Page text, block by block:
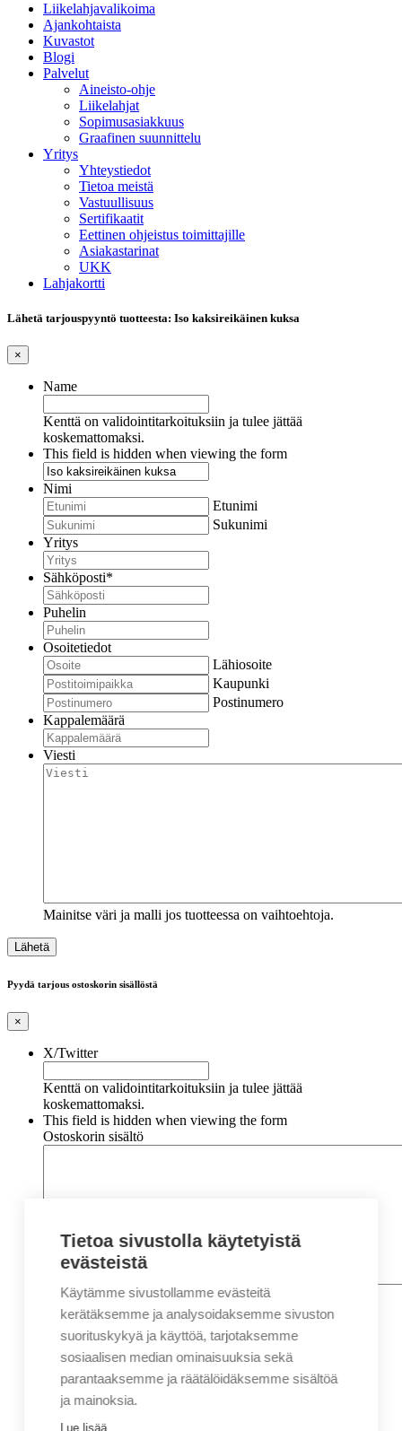
Liikelahjavalikoima
Ajankohtaista
Kuvastot
Blogi
Palvelut
Aineisto-ohje
Liikelahjat
Sopimusasiakkuus
Graafinen suunnittelu
Yritys
Yhteystiedot
Tietoa meistä
Vastuullisuus
Sertifikaatit
Eettinen ohjeistus toimittajille
Asiakastarinat
UKK
Lahjakortti
Lähetä tarjouspyyntö tuotteesta: Iso kaksireikäinen kuksa
×
Name
Kenttä on validointitarkoituksiin ja tulee jättää
koskemattomaksi.
This field is hidden when viewing the form
Nimi
Etunimi
Sukunimi
Yritys
Sähköposti*
Puhelin
Osoitetiedot
Lähiosoite
Kaupunki
Postinumero
Kappalemäärä
Viesti
Mainitse väri ja malli jos tuotteessa on vaihtoehtoja.
Pyydä tarjous ostoskorin sisällöstä
×
X/Twitter
Kenttä on validointitarkoituksiin ja tulee jättää
koskemattomaksi.
This field is hidden when viewing the form
Ostoskorin sisältö
Nimi*
Etunimi
Sukunimi
Sähköposti*
Puhelin*
Tietoa sivustolla käytetyistä
evästeistä
Käytämme sivustollamme evästeitä
kerätäksemme ja analysoidaksemme sivuston
suorituskykyä ja käyttöä, tarjotaksemme
sosiaalisen median ominaisuuksia sekä
parantaaksemme ja räätälöidäksemme sisältöä
ja mainoksia.
Lue lisää